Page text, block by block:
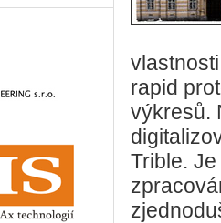
rapid
výkresů.
Trible.